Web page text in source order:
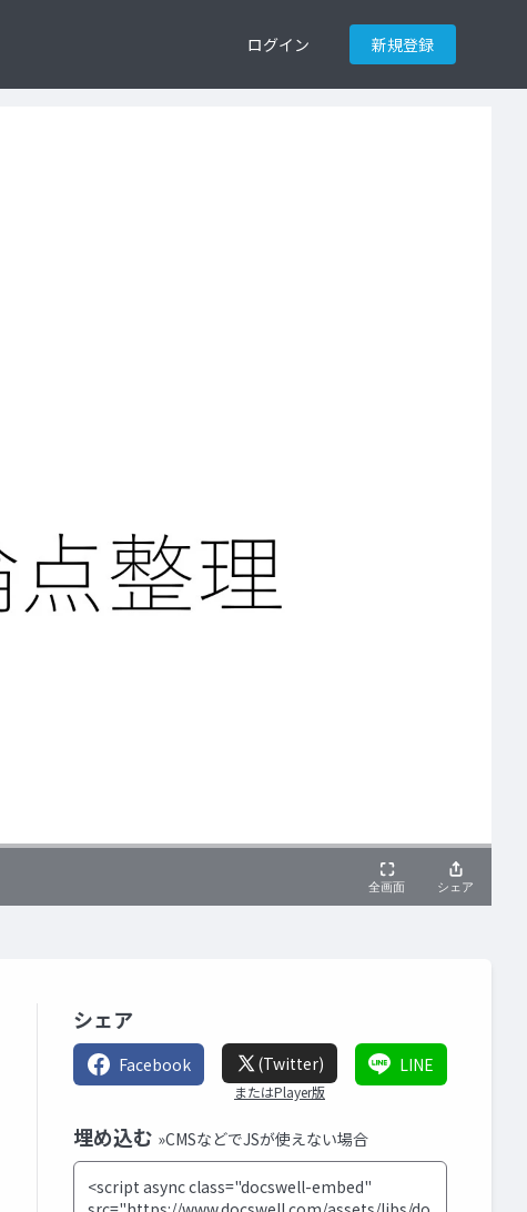
ログイン 新規登録
シェア
Facebook (Twitter)
またはPlayer版
LINE
埋め込む »CMSなどでJSが使えない場合